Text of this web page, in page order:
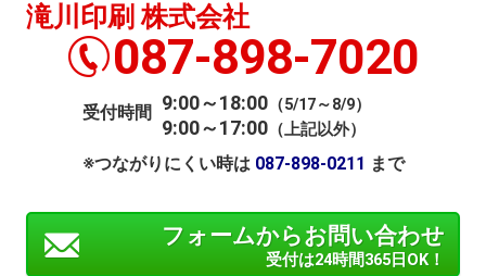
滝川印刷 株式会社
087-898-7020
受付時間 9:00～18:00 （5/17～8/9）
9:00～17:00 （上記以外）
※つながりにくい時は 087-898-0211 まで
フォームからお問い合わせ
受付は24時間365日OK！